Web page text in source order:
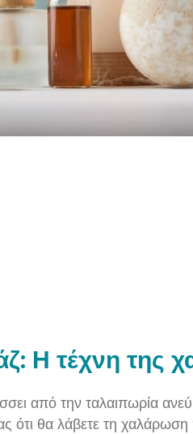
Η τέχνη της
από την ταλαιπωρία
ότι θα λάβετε τη χαλάρωση